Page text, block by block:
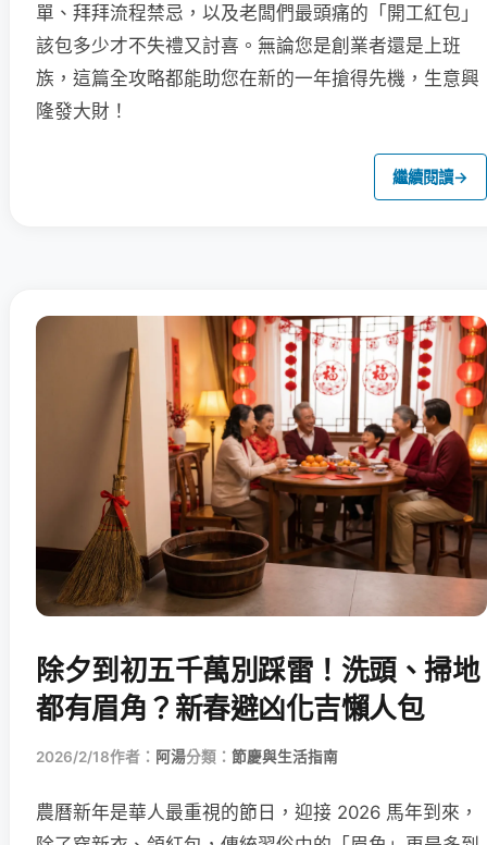
單、拜拜流程禁忌，以及老闆們最頭痛的「開工紅包」
該包多少才不失禮又討喜。無論您是創業者還是上班
族，這篇全攻略都能助您在新的一年搶得先機，生意興
隆發大財！
繼續閱讀→
除夕到初五千萬別踩雷！洗頭、掃地
都有眉角？新春避凶化吉懶人包
2026/2/18作者： 阿湯分類： 節慶與生活指南
農曆新年是華人最重視的節日，迎接 2026 馬年到來，